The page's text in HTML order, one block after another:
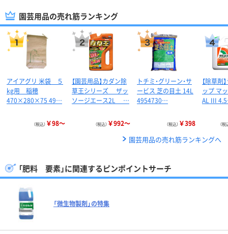
園芸用品の売れ筋ランキング
アイアグリ 米袋 ５
kg用 稲穂
470×280×75 49…
（税込） ￥98～
【園芸用品】カダン除
草王シリーズ ザッ
ソージエース2L …
（税込） ￥992～
トチミ・グリーン・サ
ービス 芝の目土 14L
4954730…
（税込） ￥398
【除草剤
ップ マ
AL III
（税
園芸用品の売れ筋ランキングへ
「肥料 要素」に関連するピンポイントサーチ
「微生物製剤」の特集